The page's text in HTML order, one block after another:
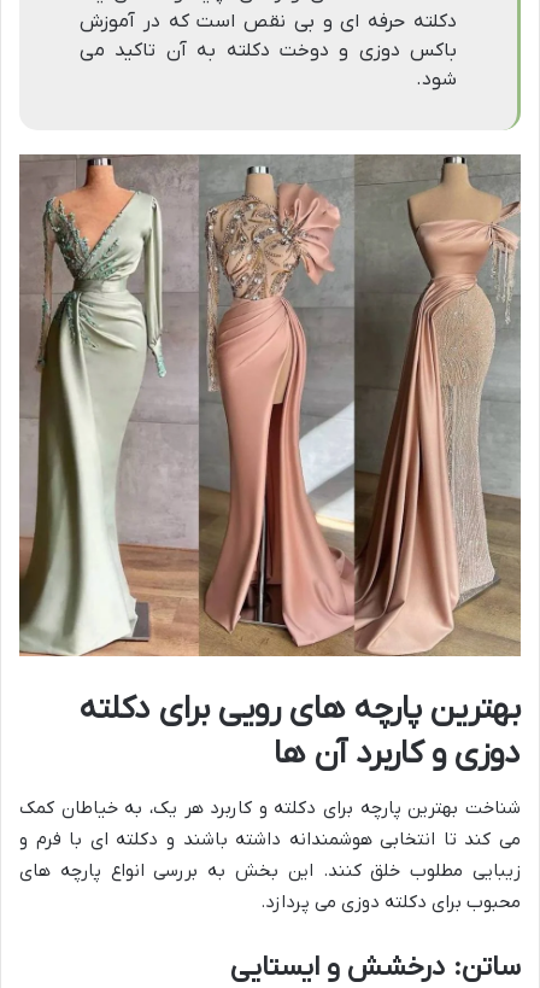
دکلته حرفه ای و بی نقص است که در آموزش
باکس دوزی و دوخت دکلته به آن تاکید می
شود.
بهترین پارچه های رویی برای دکلته
دوزی و کاربرد آن ها
شناخت بهترین پارچه برای دکلته و کاربرد هر یک، به خیاطان کمک
می کند تا انتخابی هوشمندانه داشته باشند و دکلته ای با فرم و
زیبایی مطلوب خلق کنند. این بخش به بررسی انواع پارچه های
محبوب برای دکلته دوزی می پردازد.
ساتن: درخشش و ایستایی